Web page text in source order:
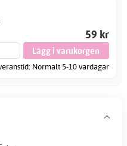
59 kr
Normalt 5-10 vardagar